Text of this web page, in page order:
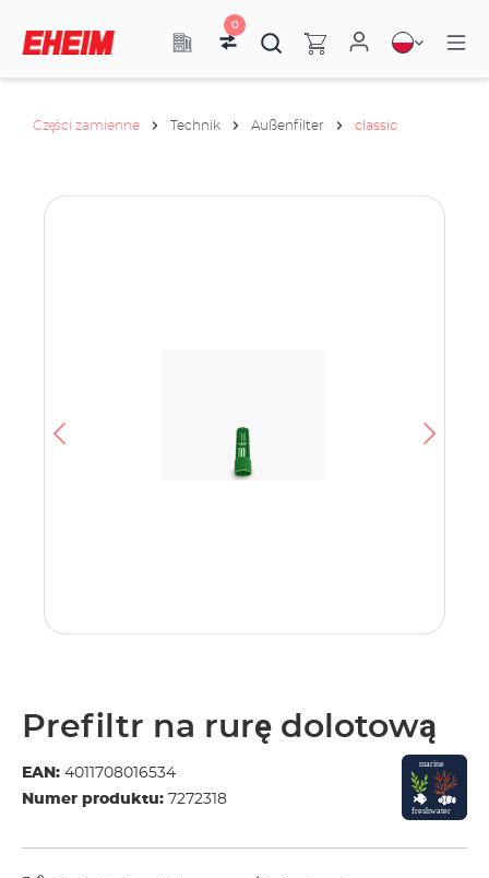
0
Części zamienne Technik Außenfilter classic
Prefiltr na rurę dolotową
EAN: 4011708016534
Numer produktu: 7272318